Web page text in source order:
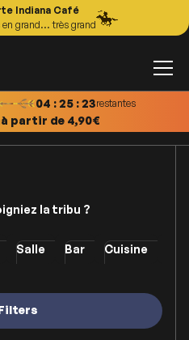
Indiana Café
en grand... très grand
04 : 25 : 23restantes
8,00€
à partir de 4,90€
la tribu ?
Salle Bar Cuisine